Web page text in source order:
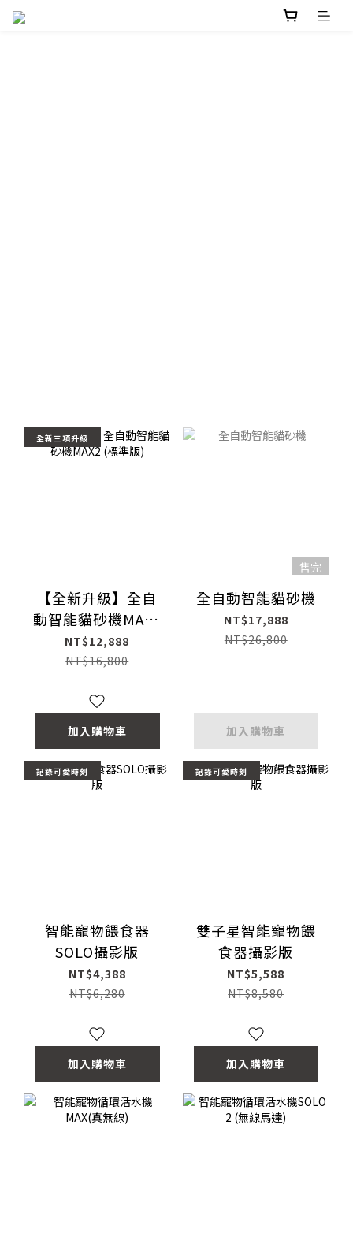
全新三項升級
【全新升級】全自
動智能貓砂機MAX2
(標準版)
NT$12,888
NT$16,800
加入購物車
售完
全自動智能貓砂機
NT$17,888
NT$26,800
加入購物車
記錄可愛時刻
智能寵物餵食器
SOLO攝影版
NT$4,388
NT$6,280
加入購物車
記錄可愛時刻
雙子星智能寵物餵
食器攝影版
NT$5,588
NT$8,580
加入購物車